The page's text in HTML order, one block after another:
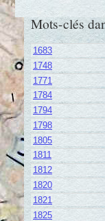
Mots-clés
1683
1748
1771
1784
1794
1798
1805
1811
1812
1820
1821
1825